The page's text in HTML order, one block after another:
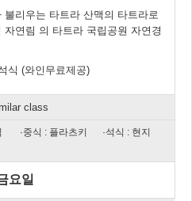
불리우는 타트라 산맥의 타트라로
자연림 의 타트라 국립공원 자연경
식 (와인무료제공)
class
·중식 : 플라츠키
·석식 : 현지
요일